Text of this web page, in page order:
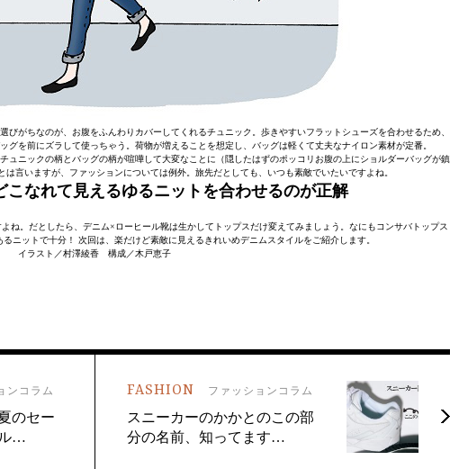
がちなのが、お腹をふんわりカバーしてくれるチュニック。歩きやすいフラットシューズを合わせるため、
を前にズラして使っちゃう。荷物が増えることを想定し、バッグは軽くて丈夫なナイロン素材が定番。
ュニックの柄とバッグの柄が喧嘩して大変なことに（隠したはずのポッコリお腹の上にショルダーバッグが鎮
言いますが、ファッションについては例外。旅先だとしても、いつも素敵でいたいですよね。
こなれて見えるゆるニットを合わせるのが正解
ね。だとしたら、デニム×ローヒール靴は生かしてトップスだけ変えてみましょう。なにもコンサバトップス
ニットで十分！ 次回は、楽だけど素敵に見えるきれいめデニムスタイルをご紹介します。
イラスト／村澤綾香 構成／木戸恵子
ンコラム
のセー
…
FASHION ファッションコラム
スニーカーのかかとのこの部
分の名前、知ってます…